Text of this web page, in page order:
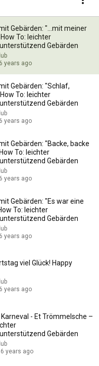
Open app
😃 |
schönsten
73K views
Gebärden: "...mit meiner
To: leichter
Gebärden
years ago
Gebärden: "Schlaf,
To: leichter
Gebärden
years ago
Gebärden: "Backe, backe
To: leichter
Gebärden
years ago
Gebärden: "Es war eine
To: leichter
Gebärden
years ago
viel Glück! Happy
years ago
Karneval - Et Trömmelsche –
Gebärden
years ago